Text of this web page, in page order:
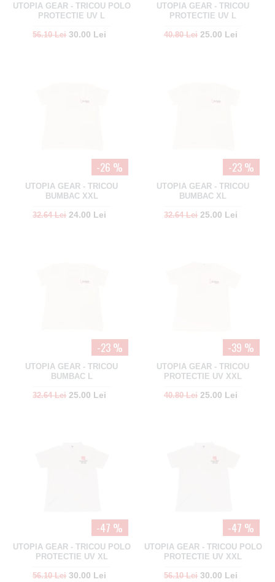
UTOPIA GEAR - TRICOU POLO
PROTECTIE UV L
56.10 Lei 30.00 Lei
UTOPIA GEAR - TRICOU
PROTECTIE UV L
40.80 Lei 25.00 Lei
-26 %
UTOPIA GEAR - TRICOU
BUMBAC XXL
32.64 Lei 24.00 Lei
-23 %
UTOPIA GEAR - TRICOU
BUMBAC XL
32.64 Lei 25.00 Lei
-23 %
UTOPIA GEAR - TRICOU
BUMBAC L
32.64 Lei 25.00 Lei
-39 %
UTOPIA GEAR - TRICOU
PROTECTIE UV XXL
40.80 Lei 25.00 Lei
-47 %
UTOPIA GEAR - TRICOU POLO
PROTECTIE UV XL
56.10 Lei 30.00 Lei
-47 %
UTOPIA GEAR - TRICOU POLO
PROTECTIE UV XXL
56.10 Lei 30.00 Lei